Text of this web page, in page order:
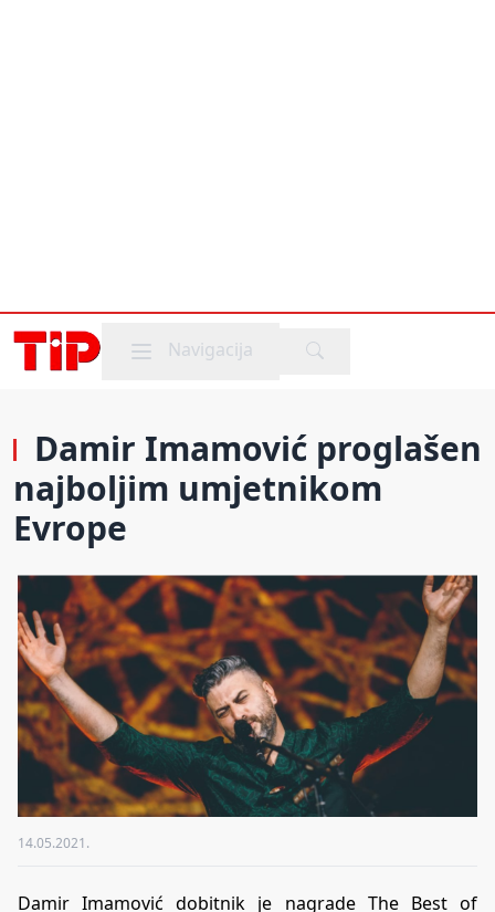
Mobile menu
Navigacija
Damir Imamović proglašen
najboljim umjetnikom
Evrope
14.05.2021.
Damir Imamović dobitnik je nagrade The Best of